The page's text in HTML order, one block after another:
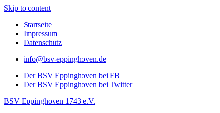
Skip to content
Startseite
Impressum
Datenschutz
info@bsv-eppinghoven.de
Der BSV Eppinghoven bei FB
Der BSV Eppinghoven bei Twitter
BSV Eppinghoven 1743 e.V.